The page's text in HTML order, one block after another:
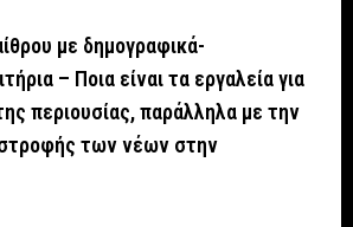
με δημογραφικά-
– Ποια είναι τα εργαλεία για
περιουσίας, παράλληλα με την
των νέων στην